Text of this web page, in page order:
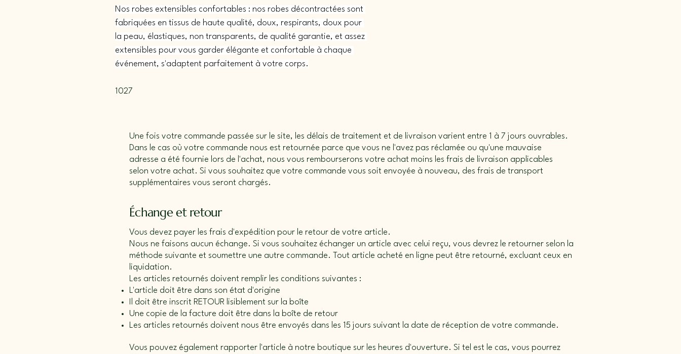
Nos robes extensibles confortables : nos robes décontractées sont
fabriquées en tissus de haute qualité, doux, respirants, doux pour
la peau, élastiques, non transparents, de qualité garantie, et assez
extensibles pour vous garder élégante et confortable à chaque
événement, s'adaptent parfaitement à votre corps.
1027
Une fois votre commande passée sur le site, les délais de traitement et de livraison varient entre 1 à 7 jours ouvrables.
Dans le cas où votre commande nous est retournée parce que vous ne l'avez pas réclamée ou qu'une mauvaise
adresse a été fournie lors de l'achat, nous vous rembourserons votre achat moins les frais de livraison applicables
selon votre achat. Si vous souhaitez que votre commande vous soit envoyée à nouveau, des frais de transport
supplémentaires vous seront chargés.
Échange et retour
Vous devez payer les frais d'expédition pour le retour de votre article.
Nous ne faisons aucun échange. Si vous souhaitez échanger un article avec celui reçu, vous devrez le retourner selon la
méthode suivante et soumettre une autre commande. Tout article acheté en ligne peut être retourné, excluant ceux en
liquidation.
Les articles retournés doivent remplir les conditions suivantes :
L'article doit être dans son état d'origine
Il doit être inscrit RETOUR lisiblement sur la boîte
Une copie de la facture doit être dans la boîte de retour
Les articles retournés doivent nous être envoyés dans les 15 jours suivant la date de réception de votre commande.
Vous pouvez également rapporter l'article à notre boutique sur les heures d'ouverture. Si tel est le cas, vous pourrez